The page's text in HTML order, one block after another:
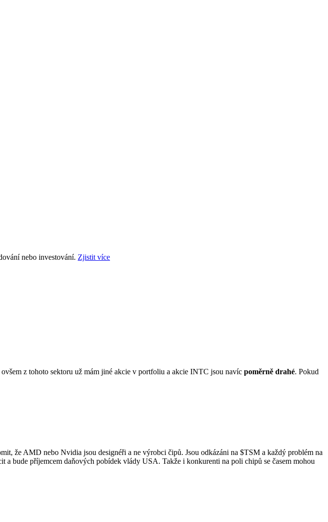
nebo investování. Zjistit více
z tohoto sektoru už mám jiné akcie v portfoliu a akcie INTC jsou navíc poměrně drahé. Pokud
že AMD nebo Nvidia jsou designéři a ne výrobci čipů. Jsou odkázáni na $TSM a každý problém na
bude příjemcem daňových pobídek vlády USA. Takže i konkurenti na poli chipů se časem mohou